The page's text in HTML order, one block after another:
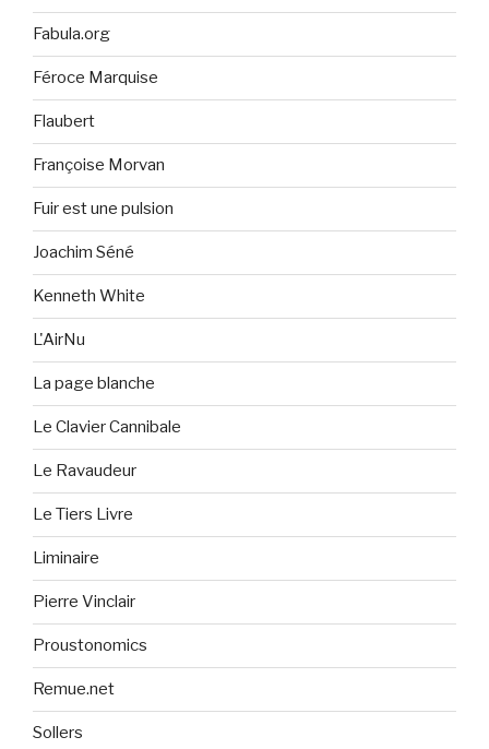
Fabula.org
Féroce Marquise
Flaubert
Françoise Morvan
Fuir est une pulsion
Joachim Séné
Kenneth White
L'AirNu
La page blanche
Le Clavier Cannibale
Le Ravaudeur
Le Tiers Livre
Liminaire
Pierre Vinclair
Proustonomics
Remue.net
Sollers